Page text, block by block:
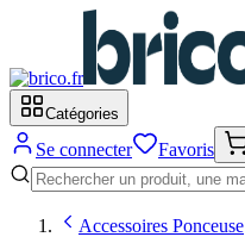
Catégories
Se connecter Favoris
Accessoires Ponceuse